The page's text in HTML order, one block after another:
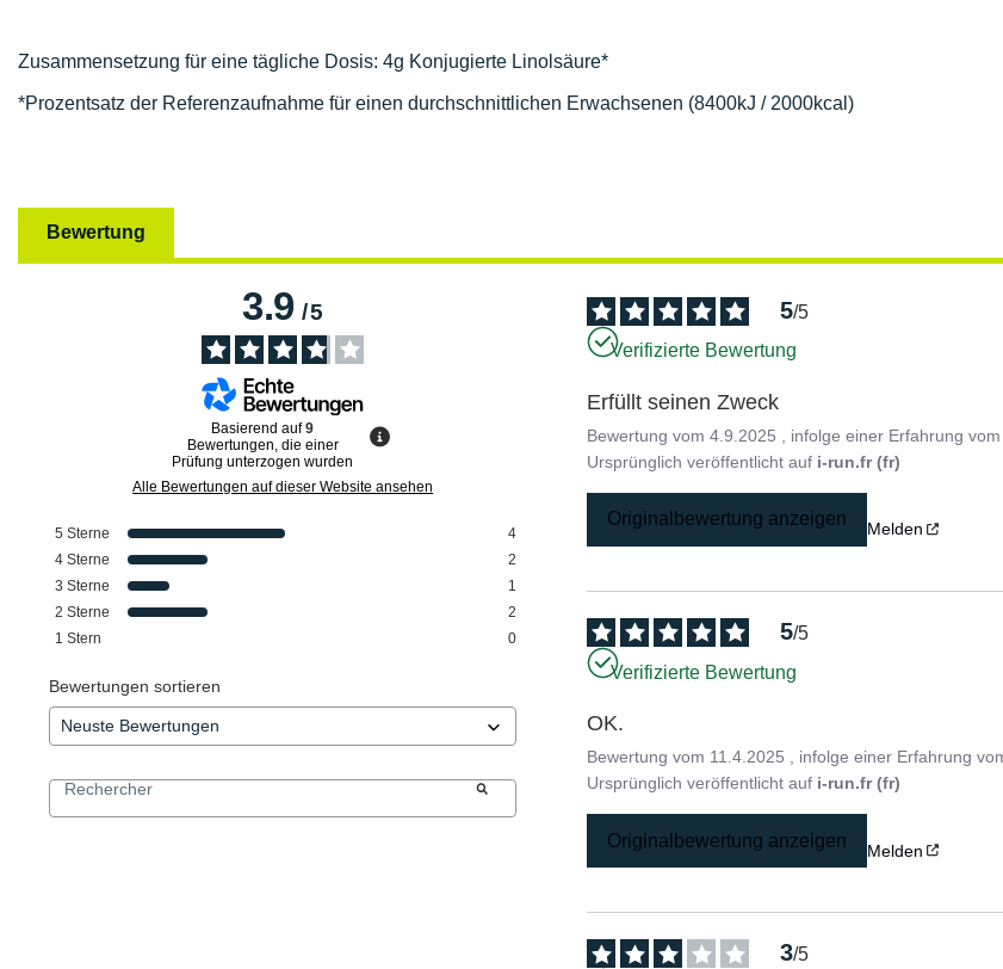
Zusammensetzung für eine tägliche Dosis: 4g Konjugierte Linolsäure*
*Prozentsatz der Referenzaufnahme für einen durchschnittlichen Erwachsenen (8400kJ / 2000kcal)
Bewertung
3.9/5
Basierend auf9
Bewertungen, die einer
Prüfung unterzogen wurden
Alle Bewertungen auf dieser Website ansehen
5 Sterne
4
4 Sterne
2
3 Sterne
1
2 Sterne
2
1 Stern 0
Bewertungen sortieren
5/5
Verifizierte Bewertung
Erfüllt seinen Zweck
Bewertung vom4.9.2025 , infolge einer Erfahrung vom
Ursprünglich veröffentlicht auf i-run.fr (fr)
Originalbewertung anzeigen Melden
5/5
Verifizierte Bewertung
OK.
Bewertung vom 11.4.2025 , infolge einer Erfahrung
Ursprünglich veröffentlicht auf i-run.fr (fr)
Originalbewertung anzeigen Melden
3/5